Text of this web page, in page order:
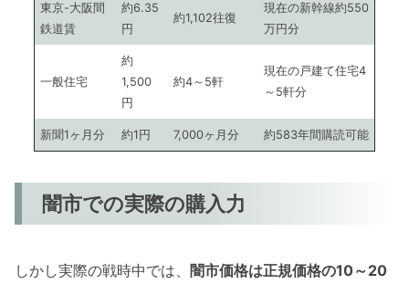
東京-大阪間
鉄道賃
約6.35
円
約1,102往復
現在の新幹線約550
万円分
一般住宅
約
1,500
円
約4～5軒
現在の戸建て住宅4
～5軒分
新聞1ヶ月分 約1円 7,000ヶ月分 約583年間購読可能
闇市での実際の購入力
しかし実際の戦時中では、 闇市価格は正規価格の10～20